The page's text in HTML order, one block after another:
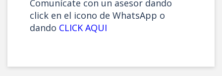
Comunícate con un asesor dando
click en el icono de WhatsApp o
dando CLICK AQUI